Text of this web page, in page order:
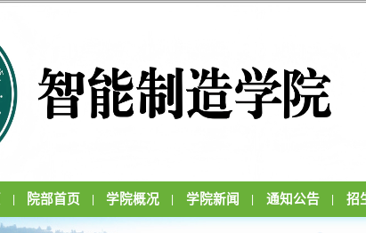
院部首页 学院概况 学院新闻 通知公告 招